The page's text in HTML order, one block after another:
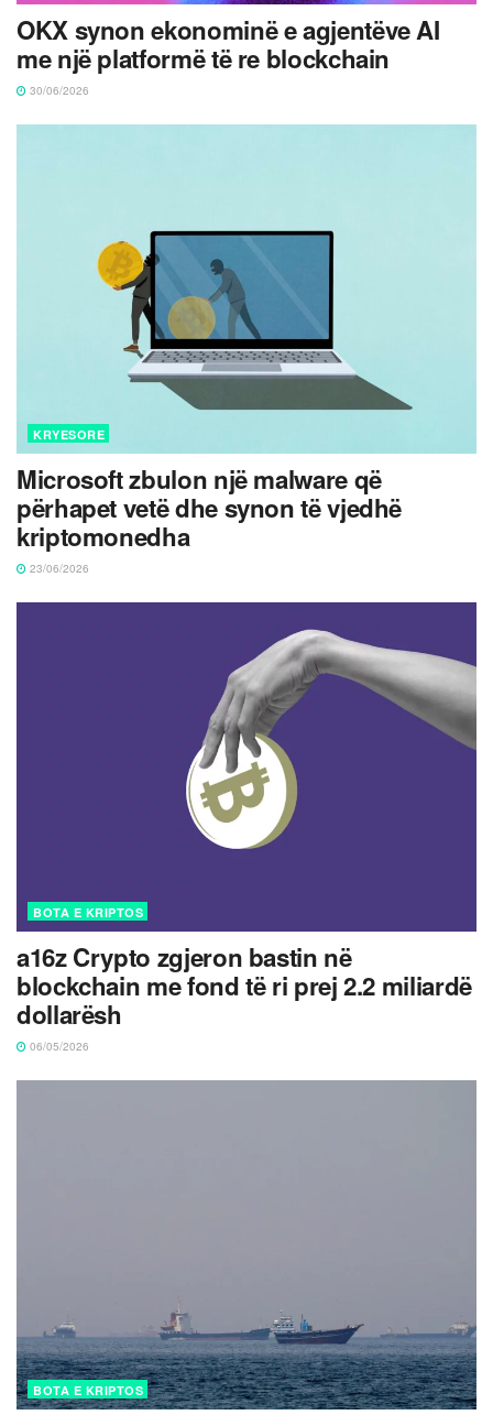
OKX synon ekonominë e agjentëve AI
me një platformë të re blockchain
30/06/2026
KRYESORE
Microsoft zbulon një malware që
përhapet vetë dhe synon të vjedhë
kriptomonedha
23/06/2026
BOTA E KRIPTOS
a16z Crypto zgjeron bastin në
blockchain me fond të ri prej 2.2 miliardë
dollarësh
06/05/2026
BOTA E KRIPTOS